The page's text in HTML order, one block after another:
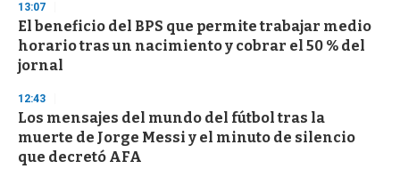
d
s
o
f
3
s
e
c
o
n
d
13:07
El beneficio del BPS que permite trabajar medio
horario tras un nacimiento y cobrar el 50 % del
jornal
12:43
Los mensajes del mundo del fútbol tras la
muerte de Jorge Messi y el minuto de silencio
que decretó AFA